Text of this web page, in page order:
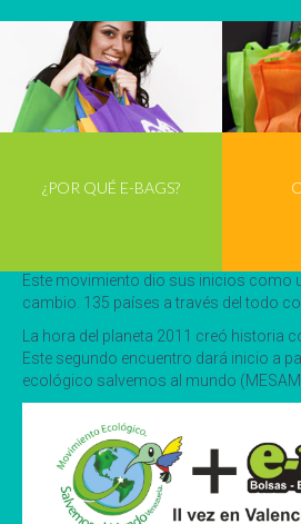
¿POR QUÉ E-BAGS?
El próximo 31 de Marzo, en el Samán
Este movimiento dio sus inicios como
cambio. 135 países a través del todo
La hora del planeta 2011 creó historia
Este segundo encuentro dará inicio a
ecológico salvemos al mundo